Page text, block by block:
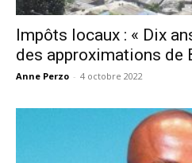
Impôts locaux : « Dix
des approximations de
Anne Perzo - 4 octobre 2022